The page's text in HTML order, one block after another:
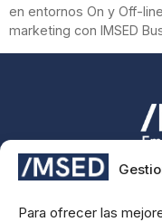
Para ofrecer las
en entornos On y Off-
marketing con IMSED
Impulsando tu futuro